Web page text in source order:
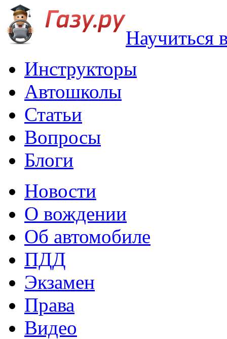
Научиться
Инструкторы
Автошколы
Статьи
Вопросы
Блоги
Новости
О вождении
Об автомобиле
ПДД
Экзамен
Права
Видео